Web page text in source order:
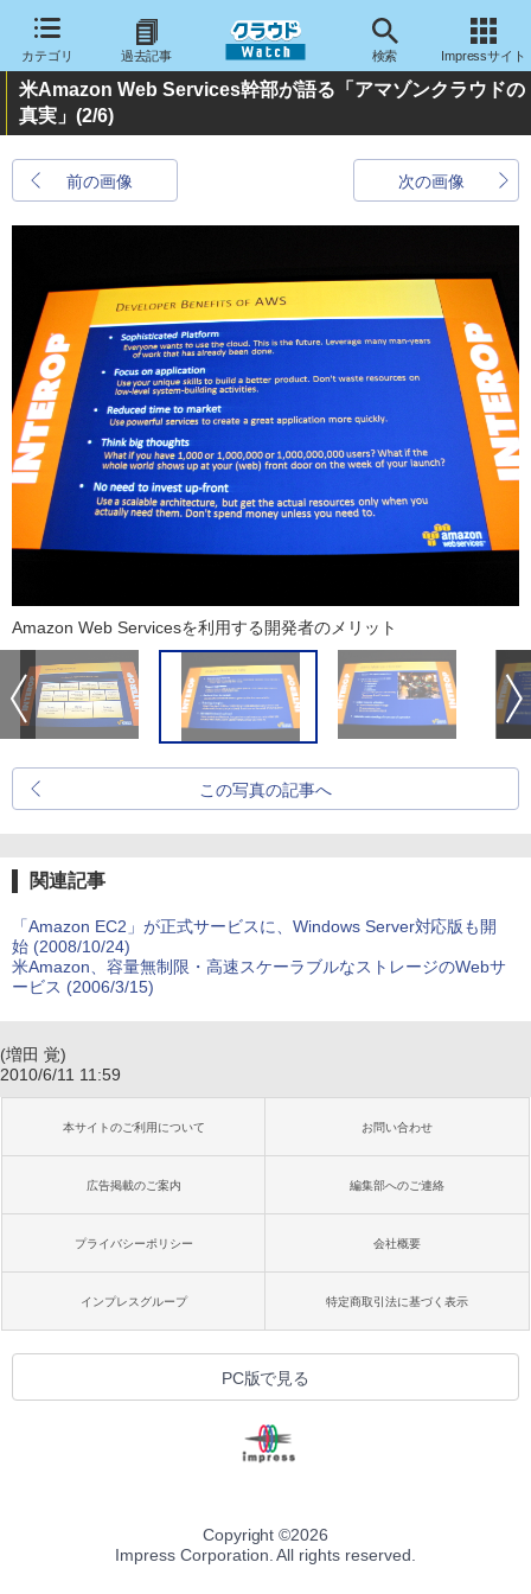
カテゴリ 過去記事 検索 Impressサイト
米Amazon Web Services幹部が語る「アマゾンクラウドの
真実」 (2/6)
前の画像 次の画像
Amazon Web Servicesを利用する開発者のメリット
この写真の記事へ
関連記事
「Amazon EC2」が正式サービスに、Windows Server対応版も開
始 (2008/10/24)
米Amazon、容量無制限・高速スケーラブルなストレージのWebサ
ービス (2006/3/15)
(増田 覚)
2010/6/11 11:59
本サイトのご利用について お問い合わせ
広告掲載のご案内 編集部へのご連絡
プライバシーポリシー 会社概要
インプレスグループ 特定商取引法に基づく表示
PC版で見る
Copyright ©2026
Impress Corporation. All rights reserved.